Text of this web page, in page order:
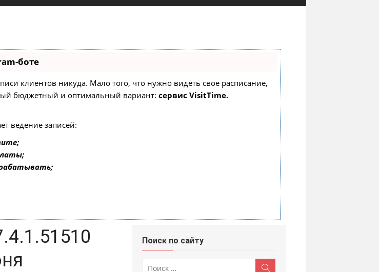
боте
клиентов никуда. Мало того, что нужно видеть свое расписание,
бюджетный и оптимальный вариант: сервис VisitTime.
ведение записей:
Поиск по сайту